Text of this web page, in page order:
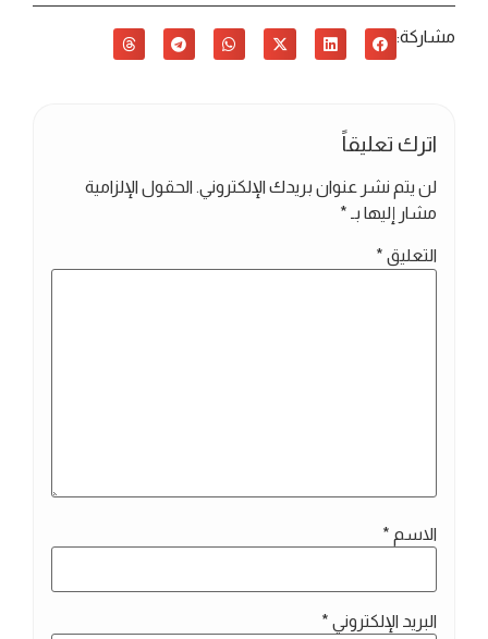
مشاركة:
اترك تعليقاً
لن يتم نشر عنوان بريدك الإلكتروني. الحقول الإلزامية
مشار إليها بـ *
التعليق *
الاسم *
البريد الإلكتروني *